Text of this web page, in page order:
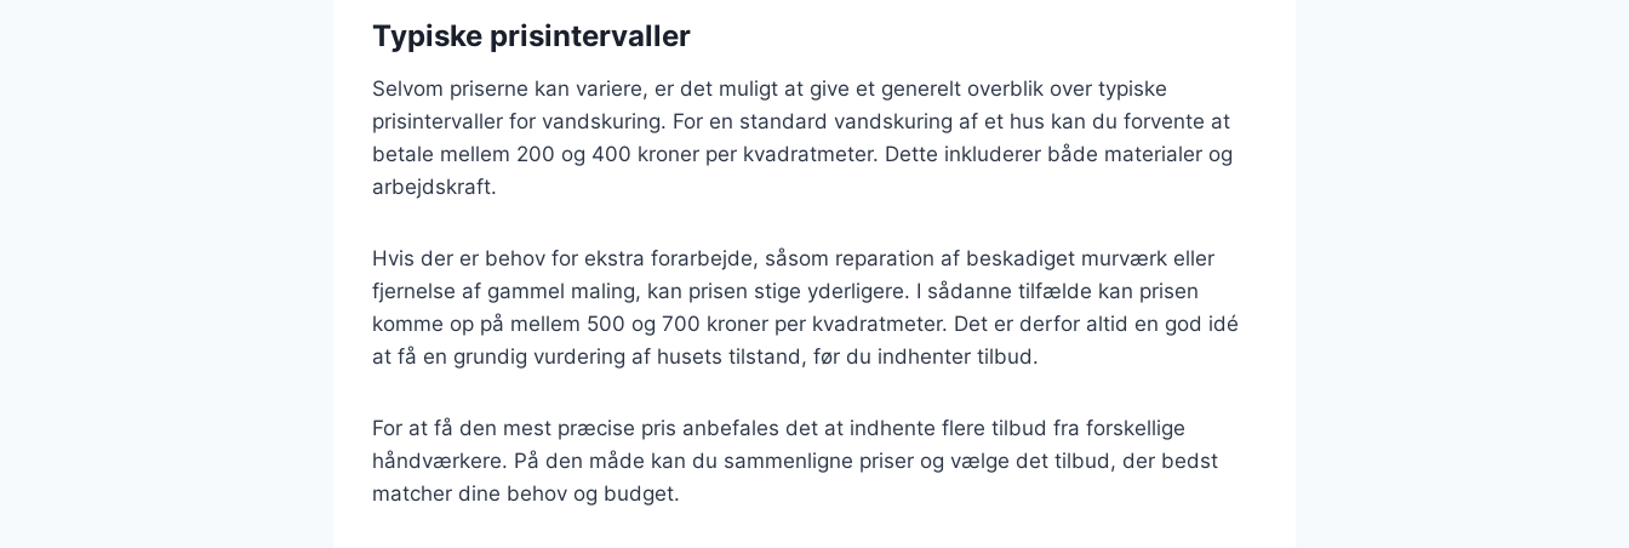
Typiske prisintervaller
Selvom priserne kan variere, er det muligt at give et generelt overblik over typiske
prisintervaller for vandskuring. For en standard vandskuring af et hus kan du forvente at
betale mellem 200 og 400 kroner per kvadratmeter. Dette inkluderer både materialer og
arbejdskraft.
Hvis der er behov for ekstra forarbejde, såsom reparation af beskadiget murværk eller
fjernelse af gammel maling, kan prisen stige yderligere. I sådanne tilfælde kan prisen
komme op på mellem 500 og 700 kroner per kvadratmeter. Det er derfor altid en god idé
at få en grundig vurdering af husets tilstand, før du indhenter tilbud.
For at få den mest præcise pris anbefales det at indhente flere tilbud fra forskellige
håndværkere. På den måde kan du sammenligne priser og vælge det tilbud, der bedst
matcher dine behov og budget.